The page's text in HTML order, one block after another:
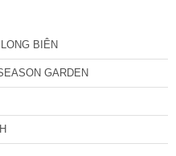
BIÊN
GARDEN